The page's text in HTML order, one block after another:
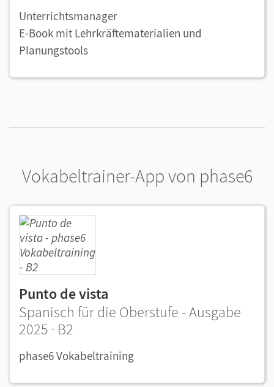
Unterrichtsmanager
E-Book mit Lehrkräftematerialien und
Planungstools
Vokabeltrainer-App von phase6
Punto de vista
Spanisch für die Oberstufe - Ausgabe
2025 · B2
phase6 Vokabeltraining